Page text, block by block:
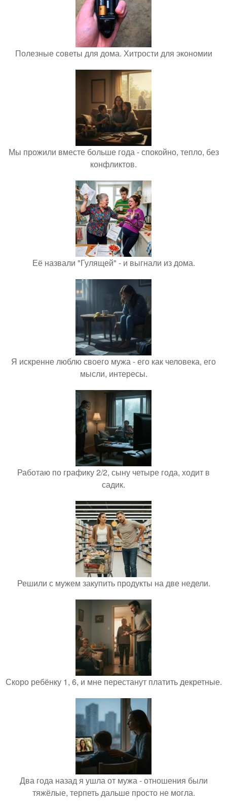
Полезные советы для дома. Хитрости для экономии
Мы прожили вместе больше года - спокойно, тепло, без
конфликтов.
Её назвали "Гулящей" - и выгнали из дома.
Я искренне люблю своего мужа - его как человека, его
мысли, интересы.
Работаю по графику 2/2, сыну четыре года, ходит в
садик.
Решили с мужем закупить продукты на две недели.
Скоро ребёнку 1, 6, и мне перестанут платить декретные.
Два года назад я ушла от мужа - отношения были
тяжёлые, терпеть дальше просто не могла.